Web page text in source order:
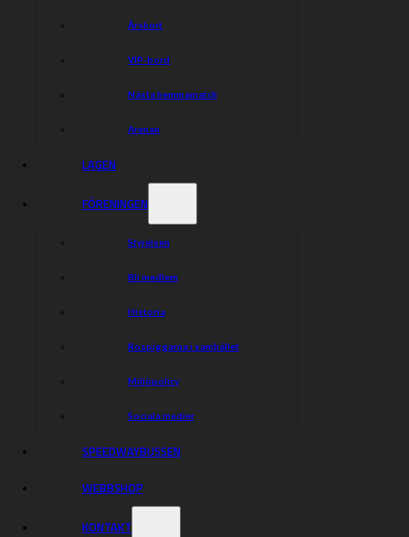
Årskort
VIP-bord
Nästa hemmamatch
Arenan
LAGEN
FÖRENINGEN
Styrelsen
Bli medlem
Historia
Rospiggarna i samhället
Miljöpolicy
Sociala medier
SPEEDWAYBUSSEN
WEBBSHOP
KONTAKT